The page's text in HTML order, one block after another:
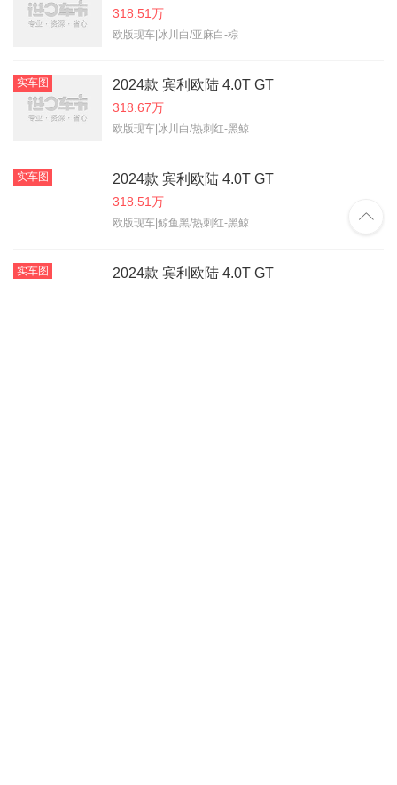
318.51万
欧版现车|冰川白/亚麻白-棕
实车图 2024款 宾利欧陆 4.0T GT
318.67万
欧版现车|冰川白/热刺红-黑鲸
实车图 2024款 宾利欧陆 4.0T GT
318.51万
欧版现车|鲸鱼黑/热刺红-黑鲸
实车图 2024款 宾利欧陆 4.0T GT
